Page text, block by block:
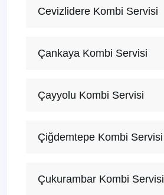
Cevizlidere Kombi Servisi
Çankaya Kombi Servisi
Çayyolu Kombi Servisi
Çiğdemtepe Kombi Servisi
Çukurambar Kombi Servisi